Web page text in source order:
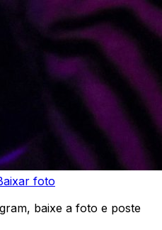
foto
baixe a foto e poste